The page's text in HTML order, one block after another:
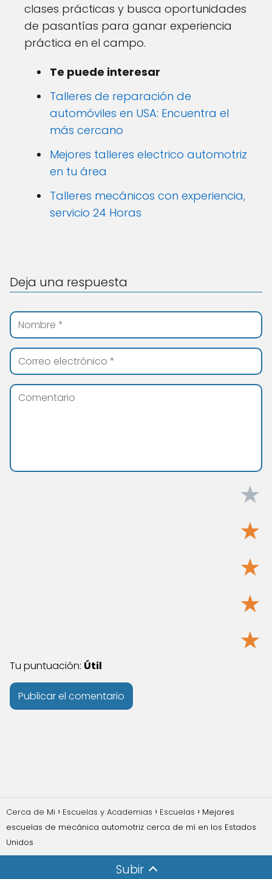
clases prácticas y busca oportunidades
de pasantías para ganar experiencia
práctica en el campo.
Te puede interesar
Talleres de reparación de
automóviles en USA: Encuentra el
más cercano
Mejores talleres electrico automotriz
en tu área
Talleres mecánicos con experiencia,
servicio 24 Horas
Deja una respuesta
★
★
★
★
★
Tu puntuación: Útil
Cerca de Mi Escuelas y Academias Escuelas
Mejores
escuelas de mecánica automotriz cerca de mí en los Estados
Unidos
Subir